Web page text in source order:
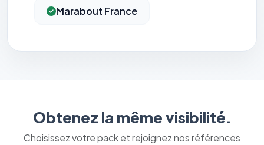
Marabout France
Obtenez la même visibilité.
Choisissez votre pack et rejoignez nos références